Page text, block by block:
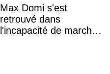
Max Domi s'est
retrouvé dans
l'incapacité de marcher